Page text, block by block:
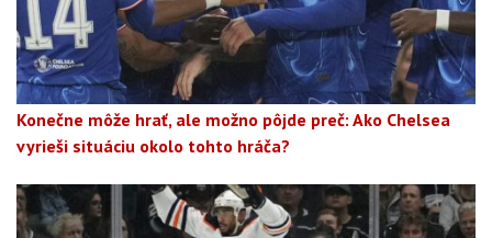
Konečne môže hrať, ale možno pôjde preč: Ako Chelsea
vyrieši situáciu okolo tohto hráča?